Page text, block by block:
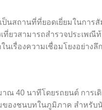
ป็นสถานที่ที่ยอดเยี่ยมในกา
ที่ยวสามารถสำรวจประเพ
นเรื่องความเชื่อมโยงอย่าง
ณ 40 นาทีโดยรถยนต์ การ
องชนบทในภูมิภาค สำหรับ